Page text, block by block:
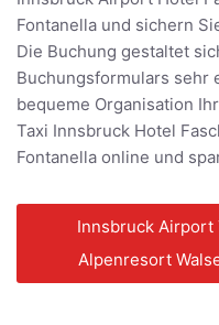
Fontanella und sichern
Die Buchung gestaltet
Buchungsformulars sehr
bequeme Organisation
Taxi Innsbruck Hotel
Fontanella online und
Innsbruck Airport
Alpenresort